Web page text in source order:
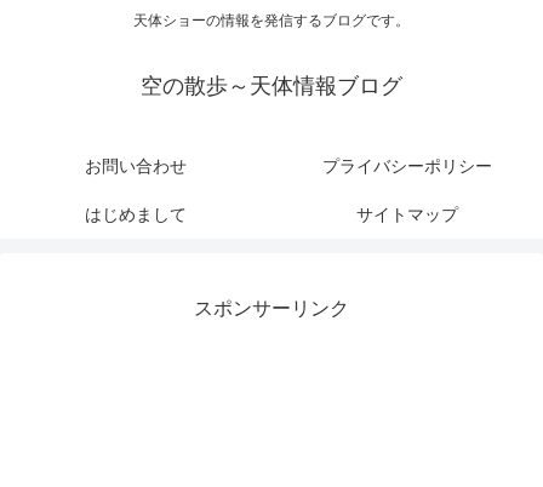
天体ショーの情報を発信するブログです。
空の散歩～天体情報ブログ
お問い合わせ プライバシーポリシー
はじめまして サイトマップ
スポンサーリンク